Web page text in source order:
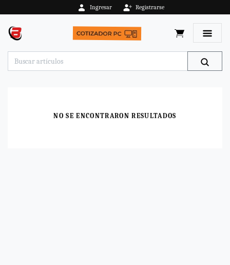
Ingresar Registrarse
NO SE ENCONTRARON RESULTADOS